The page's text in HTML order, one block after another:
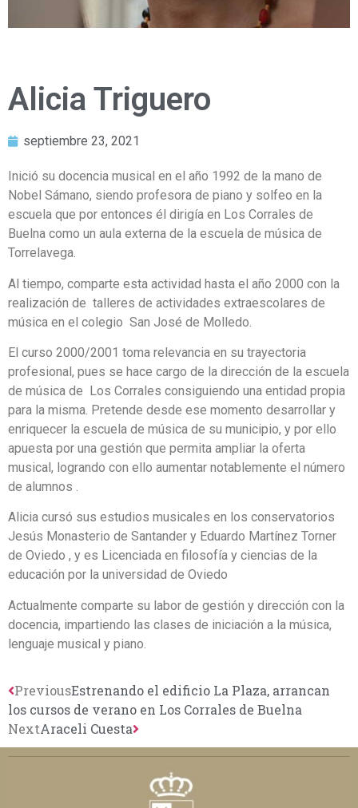
Alicia Triguero
septiembre 23, 2021
Inició su docencia musical en el año 1992 de la mano de
Nobel Sámano, siendo profesora de piano y solfeo en la
escuela que por entonces él dirigía en Los Corrales de
Buelna como un aula externa de la escuela de música de
Torrelavega.
Al tiempo, comparte esta actividad hasta el año 2000 con la
realización de talleres de actividades extraescolares de
música en el colegio San José de Molledo.
El curso 2000/2001 toma relevancia en su trayectoria
profesional, pues se hace cargo de la dirección de la escuela
de música de Los Corrales consiguiendo una entidad propia
para la misma. Pretende desde ese momento desarrollar y
enriquecer la escuela de música de su municipio, y por ello
apuesta por una gestión que permita ampliar la oferta
musical, logrando con ello aumentar notablemente el número
de alumnos .
Alicia cursó sus estudios musicales en los conservatorios
Jesús Monasterio de Santander y Eduardo Martínez Torner
de Oviedo , y es Licenciada en filosofía y ciencias de la
educación por la universidad de Oviedo
Actualmente comparte su labor de gestión y dirección con la
docencia, impartiendo las clases de iniciación a la música,
lenguaje musical y piano.
PreviousEstrenando el edificio La Plaza, arrancan
los cursos de verano en Los Corrales de Buelna
NextAraceli Cuesta